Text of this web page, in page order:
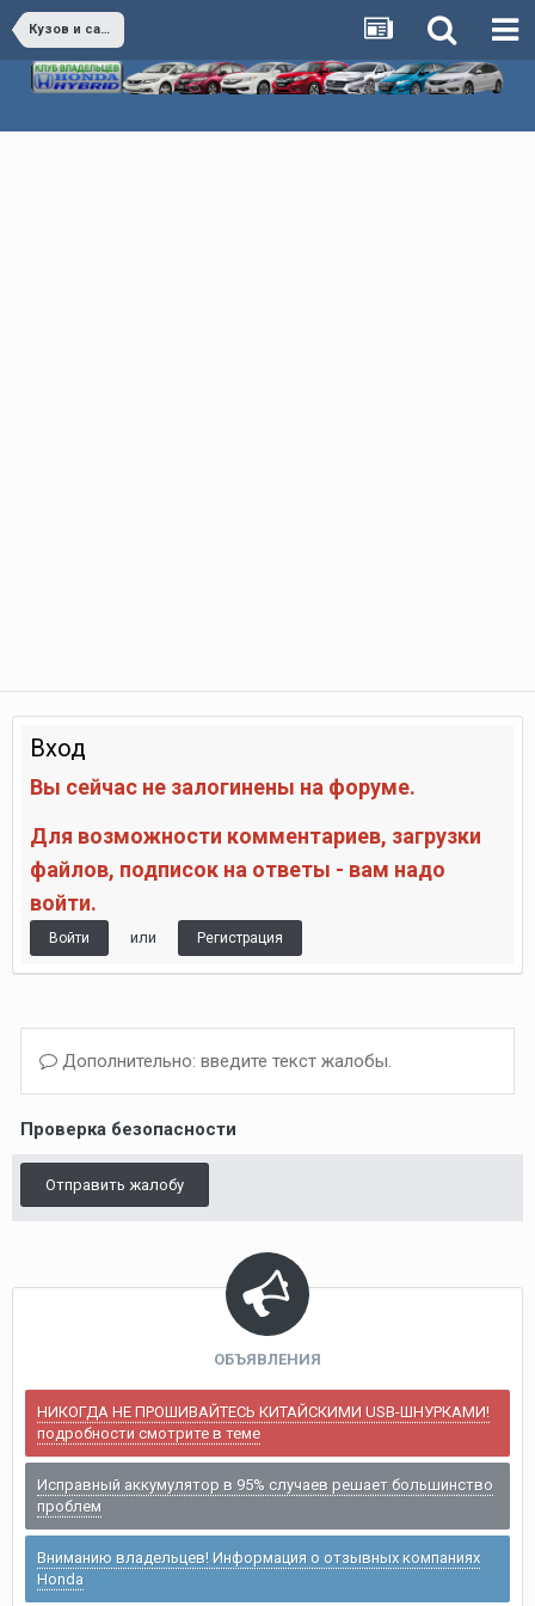
Кузов и салон
Вход
Вы сейчас не залогинены на форуме.
Для возможности комментариев, загрузки
файлов, подписок на ответы - вам надо
войти.
Войти или Регистрация
Дополнительно: введите текст жалобы.
Проверка безопасности
Отправить жалобу
ОБЪЯВЛЕНИЯ
НИКОГДА НЕ ПРОШИВАЙТЕСЬ КИТАЙСКИМИ USB-ШНУРКАМИ!
подробности смотрите в теме
Исправный аккумулятор в 95% случаев решает большинство
проблем
Вниманию владельцев! Информация о отзывных компаниях
Honda